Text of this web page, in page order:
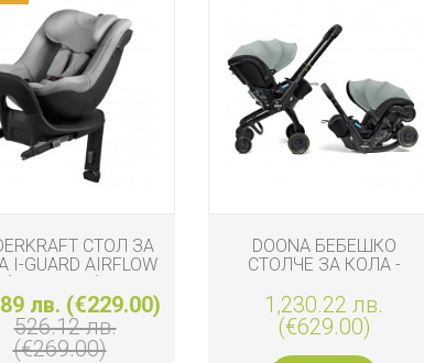
СТОЛ ЗА
I-GUARD AIRFLOW
(61-105 СМ), GREY
лв. (€229.00)
526.12 лв.
(€269.00)
DOONA БЕБЕШКО
СТОЛЧЕ ЗА КОЛА -
DUSTY SAGE
1,230.22 лв.
(€629.00)